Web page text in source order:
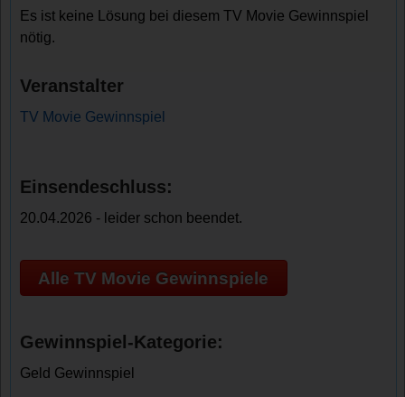
Es ist keine Lösung bei diesem TV Movie Gewinnspiel
nötig.
Veranstalter
TV Movie Gewinnspiel
Einsendeschluss:
20.04.2026 - leider schon beendet.
Alle TV Movie Gewinnspiele
Gewinnspiel-Kategorie:
Geld Gewinnspiel